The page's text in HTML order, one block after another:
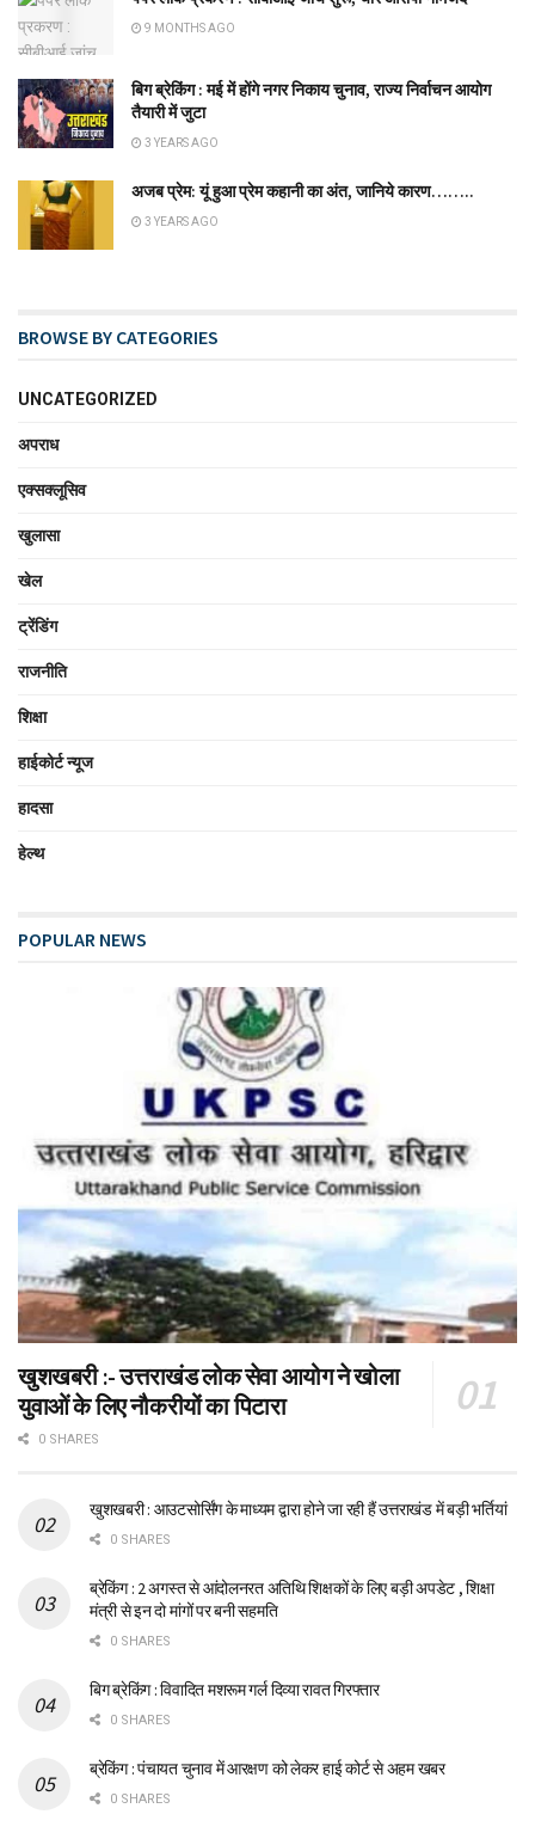
9 MONTHS AGO
बिग ब्रेकिंग : मई में होंगे नगर निकाय चुनाव, राज्य निर्वाचन आयोग
तैयारी में जुटा
3 YEARS AGO
अजब प्रेम: यूं हुआ प्रेम कहानी का अंत, जानिये कारण……..
3 YEARS AGO
BROWSE BY CATEGORIES
UNCATEGORIZED
अपराध
एक्सक्लूसिव
खुलासा
खेल
ट्रेंडिंग
राजनीति
शिक्षा
हाईकोर्ट न्यूज
हादसा
हेल्थ
POPULAR NEWS
खुशखबरी :- उत्तराखंड लोक सेवा आयोग ने खोला
युवाओं के लिए नौकरीयों का पिटारा
0 SHARES
खुशखबरी : आउटसोर्सिंग के माध्यम द्वारा होने जा रही हैं उत्तराखंड में बड़ी भर्तियां
0 SHARES
ब्रेकिंग : 2 अगस्त से आंदोलनरत अतिथि शिक्षकों के लिए बड़ी अपडेट , शिक्षा
मंत्री से इन दो मांगों पर बनी सहमति
0 SHARES
बिग ब्रेकिंग : विवादित मशरूम गर्ल दिव्या रावत गिरफ्तार
0 SHARES
ब्रेकिंग : पंचायत चुनाव में आरक्षण को लेकर हाई कोर्ट से अहम खबर
0 SHARES